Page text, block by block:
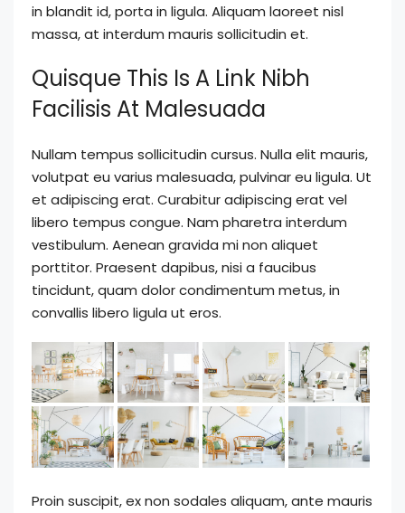
in blandit id, porta in ligula. Aliquam laoreet nisl
massa, at interdum mauris sollicitudin et.
Quisque This Is A Link Nibh
Facilisis At Malesuada
Nullam tempus sollicitudin cursus. Nulla elit mauris,
volutpat eu varius malesuada, pulvinar eu ligula. Ut
et adipiscing erat. Curabitur adipiscing erat vel
libero tempus congue. Nam pharetra interdum
vestibulum. Aenean gravida mi non aliquet
porttitor. Praesent dapibus, nisi a faucibus
tincidunt, quam dolor condimentum metus, in
convallis libero ligula ut eros.
Proin suscipit, ex non sodales aliquam, ante mauris